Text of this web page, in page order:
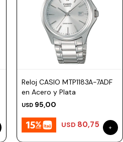
Reloj CASIO MTP1183A-7ADF
en Acero y Plata
USD 95,00
USD 80,75